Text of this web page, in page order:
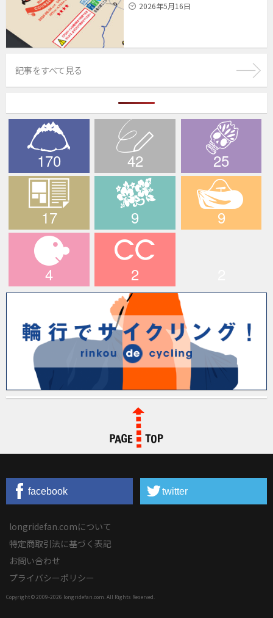
2026年5月16日
記事をすべて見る
The PEAKS
170
ブログ
42
デスライド
25
メディア情報
17
ハワイツアー
9 9
マイキャラ
4
CCライド
2
longridefan.com
PAGE TOP
facebook twitter
longridefan.comについて
特定商取引法に基づく表記
お問い合わせ
プライバシーポリシー
Copyright © 2009-2026 longridefan.com. All Rights Reserved.